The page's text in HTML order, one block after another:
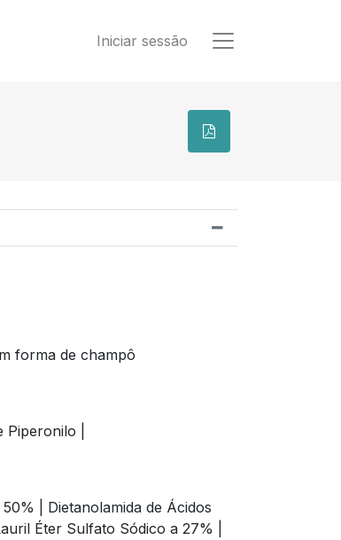
Iniciar sessão
forma de champô
|
| Dietanolamida de Ácidos
Éter Sulfato Sódico a 27% |